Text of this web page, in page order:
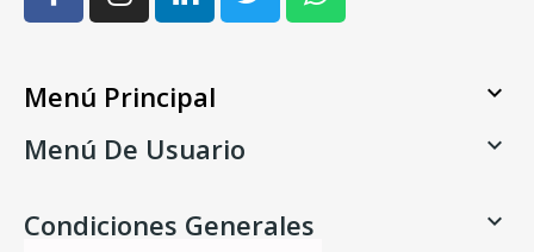
Menú Principal 
Menú De Usuario 
Condiciones Generales 